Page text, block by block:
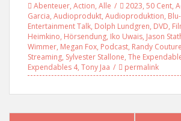
Abenteuer, Action, Alle 2023, 50 Cent,
Garcia, Audioprodukt, Audioproduktion,
Entertainment Talk, Dolph Lundgren, DVD,
Heimkino, Hörsendung, Iko Uwais, Jason
Wimmer, Megan Fox, Podcast, Randy Couture
Streaming, Sylvester Stallone, The
Expendables 4, Tony Jaa permalink